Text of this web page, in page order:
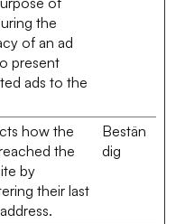
the
of an ad
present
ads to the
how the
the
by
their last
Bestän
dig